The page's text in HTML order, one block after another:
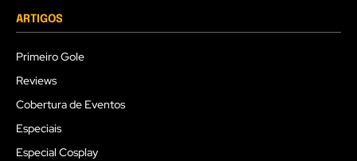
ARTIGOS
Primeiro Gole
Reviews
Cobertura de Eventos
Especiais
Especial Cosplay